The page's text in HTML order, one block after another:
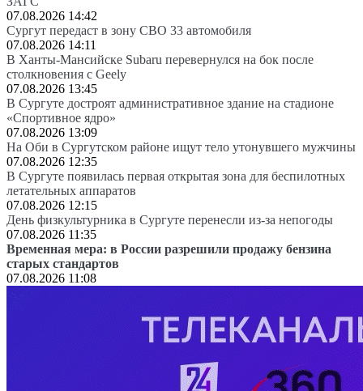
07.08.2026 14:42
Сургут передаст в зону СВО 33 автомобиля
07.08.2026 14:11
В Ханты-Мансийске Subaru перевернулся на бок после
столкновения с Geely
07.08.2026 13:45
В Сургуте достроят административное здание на стадионе
«Спортивное ядро»
07.08.2026 13:09
На Оби в Сургутском районе ищут тело утонувшего мужчины
07.08.2026 12:35
В Сургуте появилась первая открытая зона для беспилотных
летательных аппаратов
07.08.2026 12:15
День физкультурника в Сургуте перенесли из-за непогоды
07.08.2026 11:35
Временная мера: в России разрешили продажу бензина
старых стандартов
07.08.2026 11:08